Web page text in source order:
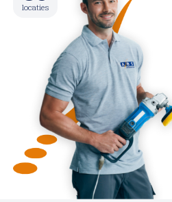
locaties